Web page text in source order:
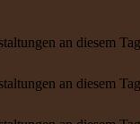
an diesem
an diesem